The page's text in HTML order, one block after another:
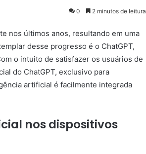
0 2 minutos de leitura
nos últimos anos, resultando em uma
desse progresso é o ChatGPT,
o intuito de satisfazer os usuários de
do ChatGPT, exclusivo para
artificial é facilmente integrada
nos dispositivos